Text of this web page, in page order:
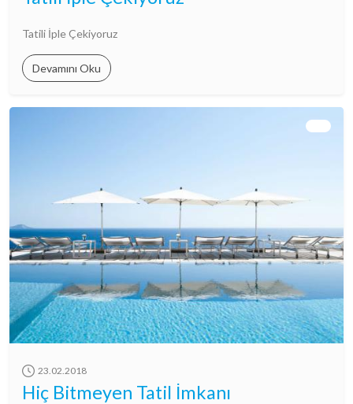
Tatili İple Çekiyoruz
Devamını Oku
23.02.2018
Hiç Bitmeyen Tatil İmkanı